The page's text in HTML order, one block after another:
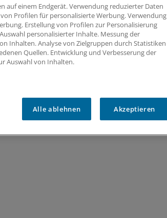
Infografiken
Tipps
und Kommentare
für den Zugang
auf einem Endgerät. Verwendung reduzierter Daten
Profilen für personalisierte Werbung. Verwendung
Erstellung von Profilen zur Personalisierung
personalisierter Inhalte. Messung der
Inhalten. Analyse von Zielgruppen durch Statistiken
Quellen. Entwicklung und Verbesserung der
Auswahl von Inhalten.
Alle ablehnen Akzeptieren